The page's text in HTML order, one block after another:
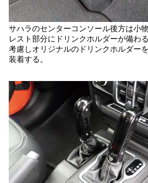
サハラのセンターコンソール後方は小
レスト部分にドリンクホルダーが備わ
考慮しオリジナルのドリンクホルダー
装着する。